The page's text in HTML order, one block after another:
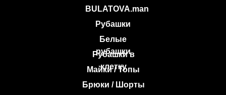
BULATOVA.man
Белые
рубашки
Рубашки
Брюки / Шорты
Рубашки в
клетку
Майки / Топы